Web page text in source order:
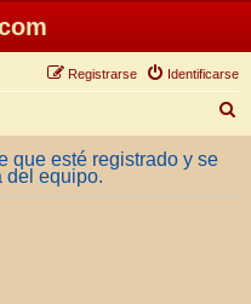
Identificarse
Registrarse
u
c
que esté registrado y se
del equipo.